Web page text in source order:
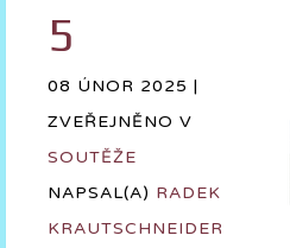
5
08 ÚNOR 2025 |
ZVEŘEJNĚNO V
SOUTĚŽE
NAPSAL(A) RADEK
KRAUTSCHNEIDER